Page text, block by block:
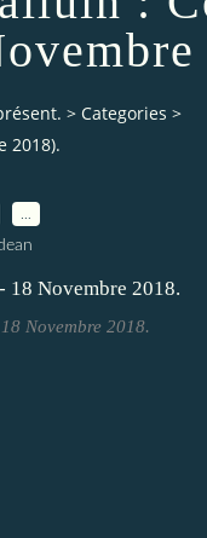
> Categories >
2018).
Novembre 2018.